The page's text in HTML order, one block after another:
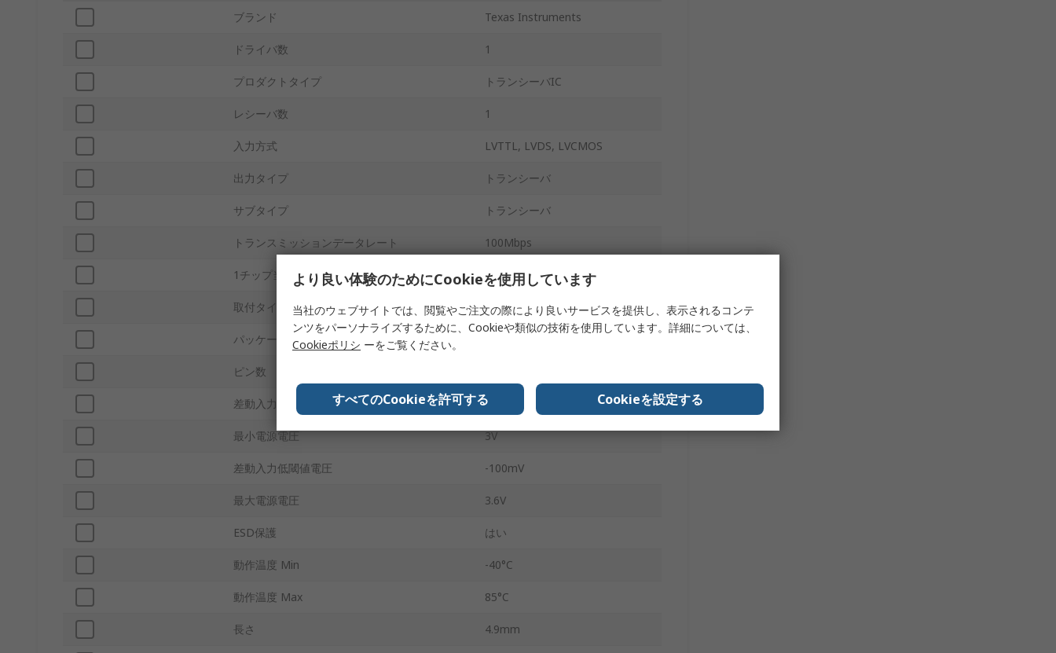
ブランド Texas Instruments
ドライバ数 1
プロダクトタイプ トランシーバIC
レシーバ数 1
入力方式 LVTTL, LVDS, LVCMOS
出力タイプ トランシーバ
サブタイプ トランシーバ
トランスミッションデータレート 100Mbps
1チップ当たりのエレメント数 1
取付タイプ 表面
パッケージ型式
ピン数
差動入力高閾値電圧 100mV
最小電源電圧 3V
差動入力低閾値電圧 -100mV
最大電源電圧 3.6V
ESD保護 はい
動作温度 Min -40°C
動作温度 Max 85°C
長さ 4.9mm
より良い体験のためにCookieを使用しています
当社のウェブサイトでは、閲覧やご注文の際により良いサービスを提供し、表示されるコンテ
ンツをパーソナライズするために、Cookieや類似の技術を使用しています。詳細については、
Cookieポリシ ーをご覧ください。
すべてのCookieを許可する Cookieを設定する